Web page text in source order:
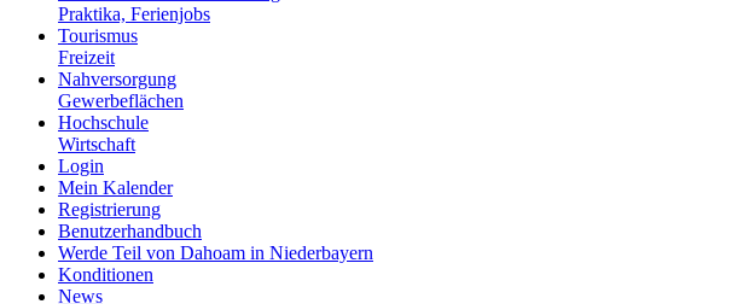
Praktika, Ferienjobs
Tourismus
Freizeit
Nahversorgung
Gewerbeflächen
Hochschule
Wirtschaft
Login
Mein Kalender
Registrierung
Benutzerhandbuch
Werde Teil von Dahoam in Niederbayern
Konditionen
News